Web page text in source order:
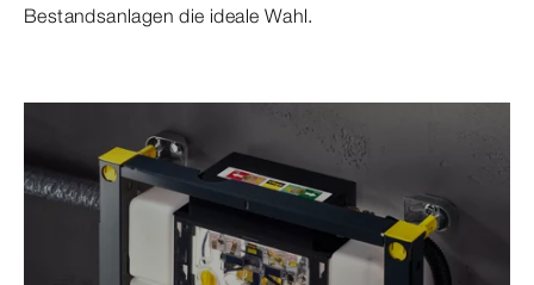
Bestandsanlagen die ideale Wahl.